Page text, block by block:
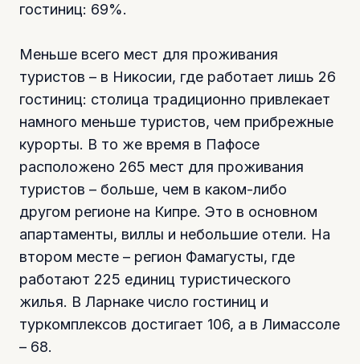
гостиниц: 69%.
Меньше всего мест для проживания
туристов – в Никосии, где работает лишь 26
гостиниц: столица традиционно привлекает
намного меньше туристов, чем прибрежные
курорты. В то же время в Пафосе
расположено 265 мест для проживания
туристов – больше, чем в каком-либо
другом регионе на Кипре. Это в основном
апартаменты, виллы и небольшие отели. На
втором месте – регион Фамагусты, где
работают 225 единиц туристического
жилья. В Ларнаке число гостиниц и
туркомплексов достигает 106, а в Лимассоле
– 68.